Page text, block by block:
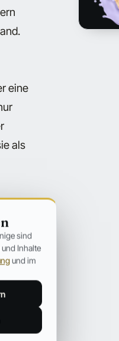
eine
als
beisind
Inhalte
und im